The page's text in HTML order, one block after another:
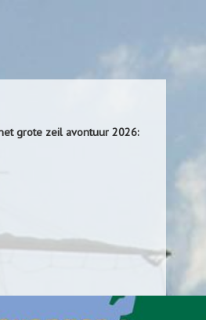
grote zeil avontuur 2026: